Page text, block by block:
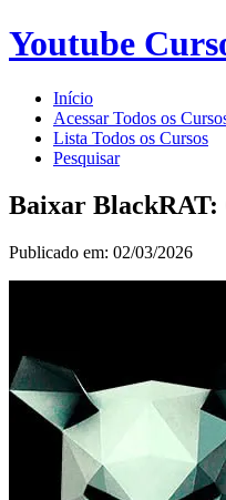
Youtube
Início
Acessar Todos os
Lista Todos os Cursos
Pesquisar
Baixar BlackRAT:
Publicado em: 02/03/2026